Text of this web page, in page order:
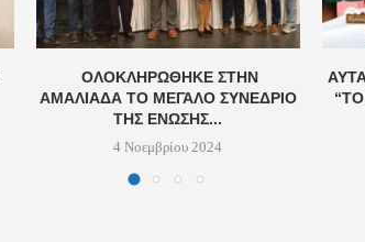
ΟΛΟΚΛΗΡΏΘΗΚΕ ΣΤΗΝ
ΑΜΑΛΙΆΔΑ ΤΟ ΜΕΓΆΛΟ ΣΥΝΈΔΡΙΟ
ΤΗΣ ΈΝΩΣΗΣ...
4 Νοεμβρίου 2024